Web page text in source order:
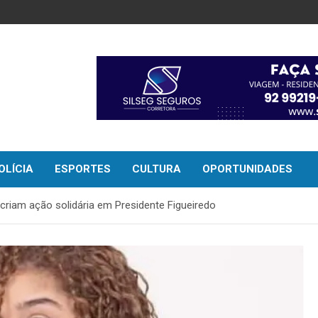
ESPORTES CULTURA OPORTUNIDADES
ação solidária em Presidente Figueiredo